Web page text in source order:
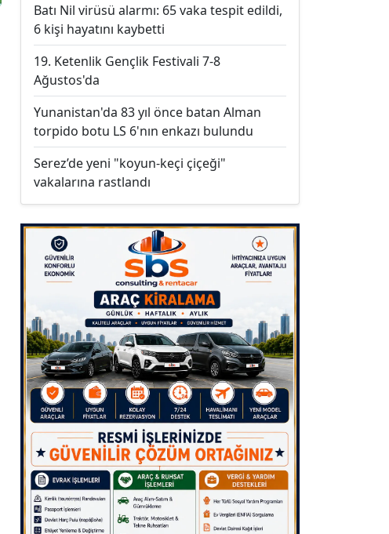
Batı Nil virüsü alarmı: 65 vaka tespit edildi,
6 kişi hayatını kaybetti
19. Ketenlik Gençlik Festivali 7-8
Ağustos'da
Yunanistan'da 83 yıl önce batan Alman
torpido botu LS 6'nın enkazı bulundu
Serez’de yeni "koyun-keçi çiçeği"
vakalarına rastlandı